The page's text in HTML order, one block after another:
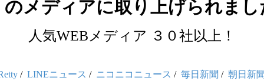
のメディアに取り上げられまし
人気WEBメディア ３０社以上！
/ LINEニュース / ニコニコニュース / 毎日新聞 / 朝日新